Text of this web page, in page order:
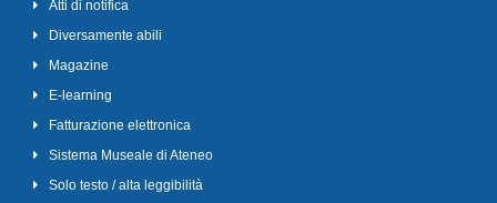
Atti di notifica
Diversamente abili
Magazine
E-learning
Fatturazione elettronica
Sistema Museale di Ateneo
Solo testo / alta leggibilità